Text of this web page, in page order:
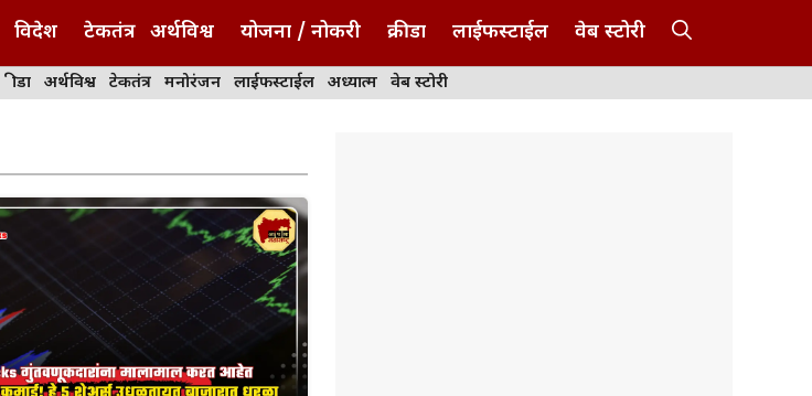
विदेश टेकतंत्र अर्थविश्व योजना / नोकरी क्रीडा लाईफस्टाईल वेब स्टोरी
क्रीडा अर्थविश्व टेकतंत्र मनोरंजन लाईफस्टाईल अध्यात्म वेब स्टोरी